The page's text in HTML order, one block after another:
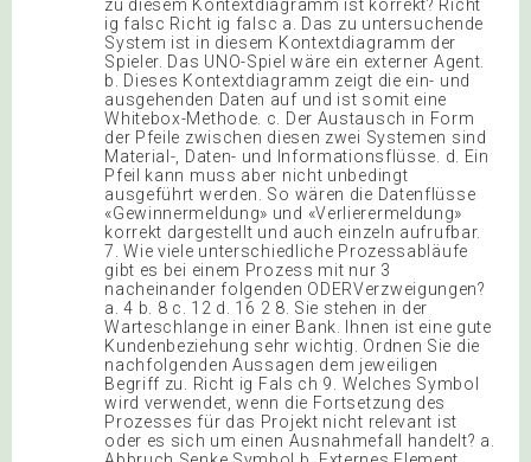
zu diesem Kontextdiagramm ist korrekt? Richt
ig falsc Richt ig falsc a. Das zu untersuchende
System ist in diesem Kontextdiagramm der
Spieler. Das UNO-Spiel wäre ein externer Agent.
b. Dieses Kontextdiagramm zeigt die ein- und
ausgehenden Daten auf und ist somit eine
Whitebox-Methode. c. Der Austausch in Form
der Pfeile zwischen diesen zwei Systemen sind
Material-, Daten- und Informationsflüsse. d. Ein
Pfeil kann muss aber nicht unbedingt
ausgeführt werden. So wären die Datenflüsse
«Gewinnermeldung» und «Verlierermeldung»
korrekt dargestellt und auch einzeln aufrufbar.
7. Wie viele unterschiedliche Prozessabläufe
gibt es bei einem Prozess mit nur 3
nacheinander folgenden ODERVerzweigungen?
a. 4 b. 8 c. 12 d. 16 2 8. Sie stehen in der
Warteschlange in einer Bank. Ihnen ist eine gute
Kundenbeziehung sehr wichtig. Ordnen Sie die
nachfolgenden Aussagen dem jeweiligen
Begriff zu. Richt ig Fals ch 9. Welches Symbol
wird verwendet, wenn die Fortsetzung des
Prozesses für das Projekt nicht relevant ist
oder es sich um einen Ausnahmefall handelt? a.